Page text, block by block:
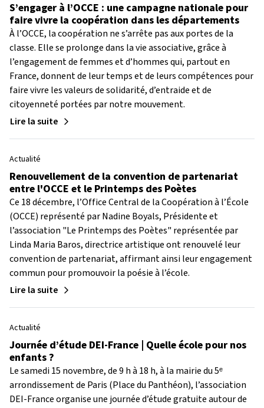
S’engager à l’OCCE : une campagne nationale pour
faire vivre la coopération dans les départements
À l’OCCE, la coopération ne s’arrête pas aux portes de la
classe. Elle se prolonge dans la vie associative, grâce à
l’engagement de femmes et d’hommes qui, partout en
France, donnent de leur temps et de leurs compétences pour
faire vivre les valeurs de solidarité, d’entraide et de
citoyenneté portées par notre mouvement.
Lire la suite
Actualité
Renouvellement de la convention de partenariat
entre l'OCCE et le Printemps des Poètes
Ce 18 décembre, l’Office Central de la Coopération à l’École
(OCCE) représenté par Nadine Boyals, Présidente et
l’association "Le Printemps des Poètes" représentée par
Linda Maria Baros, directrice artistique ont renouvelé leur
convention de partenariat, affirmant ainsi leur engagement
commun pour promouvoir la poésie à l’école.
Lire la suite
Actualité
Journée d’étude DEI-France | Quelle école pour nos
enfants ?
Le samedi 15 novembre, de 9 h à 18 h, à la mairie du 5ᵉ
arrondissement de Paris (Place du Panthéon), l’association
DEI-France organise une journée d’étude gratuite autour de